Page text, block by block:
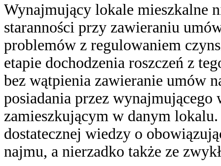
Wynajmujący lokale mieszkalne
staranności przy zawieraniu
problemów z regulowaniem
etapie dochodzenia roszczeń z
bez wątpienia zawieranie umów
posiadania przez
zamieszkującym w danym
dostatecznej wiedzy o
najmu, a nierzadko także ze